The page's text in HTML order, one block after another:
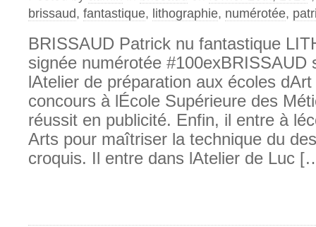
brissaud, fantastique, lithographie, numérotée,
BRISSAUD Patrick nu fantastique
signée numérotée #100exBRISSAUD
lAtelier de préparation aux écoles
concours à lÉcole Supérieure des
réussit en publicité. Enfin, il entre à
Arts pour maîtriser la technique du
croquis. Il entre dans lAtelier de Luc